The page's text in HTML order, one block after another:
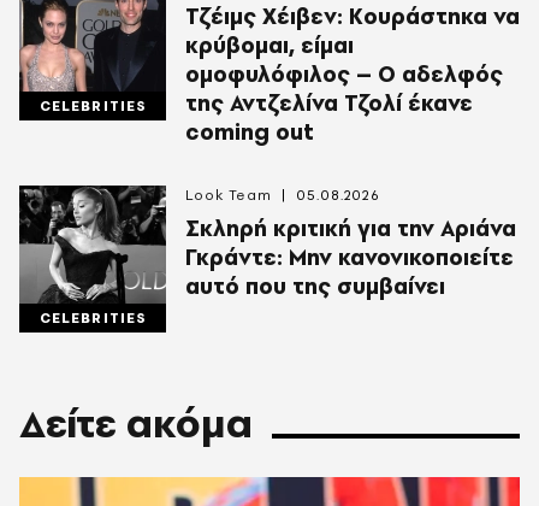
CELEBRITIES
Τζέιμς Χέιβεν: Κουράστηκα να
κρύβομαι, είμαι
ομοφυλόφιλος – Ο αδελφός
της Αντζελίνα Τζολί έκανε
coming out
CELEBRITIES
Σκληρή κριτική για την Αριάνα
Γκράντε: Μην κανονικοποιείτε
αυτό που της συμβαίνει
Look Team 05.08.2026
Δείτε ακόμα